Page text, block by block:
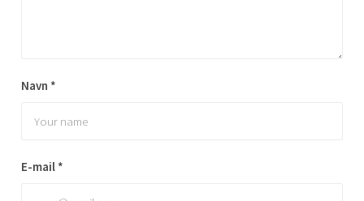
Navn *
E-mail *